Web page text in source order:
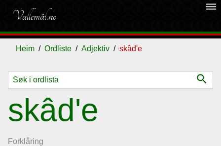
Vallemål.no
dehaze
Heim Ordliste Adjektiv skâd'e
search
skâd'e
Forklåring
Ordliste
Om
vallemålet